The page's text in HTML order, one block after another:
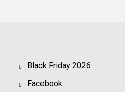
Black Friday 2026
Facebook